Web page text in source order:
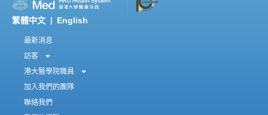
繁體中文 English
最新消息
訪客
港大醫學院職員
加入我們的團隊
聯絡我們